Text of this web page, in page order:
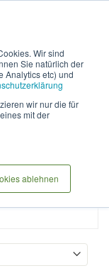
Wir sind
Sie natürlich der
Analytics etc) und
wir nur die für
mit der
ablehnen